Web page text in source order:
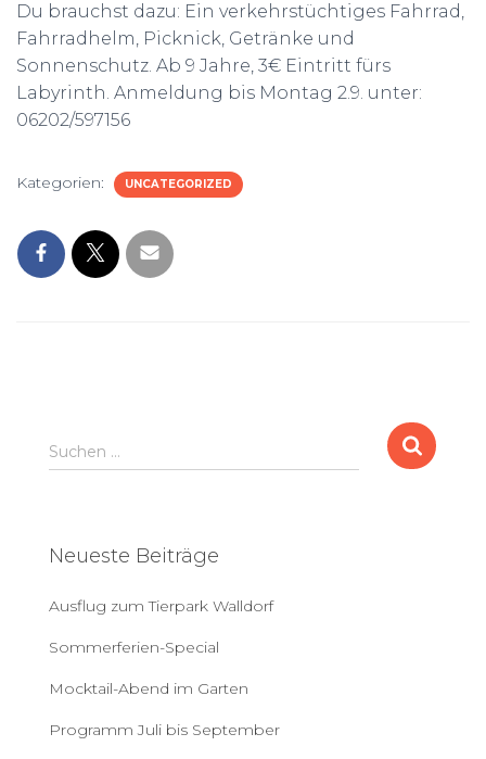
Du brauchst dazu: Ein verkehrstüchtiges Fahrrad,
Fahrradhelm, Picknick, Getränke und
Sonnenschutz. Ab 9 Jahre, 3€ Eintritt fürs
Labyrinth. Anmeldung bis Montag 2.9. unter:
06202/597156
Kategorien: UNCATEGORIZED
S
u
n
c
:
Suchen …
Neueste Beiträge
Ausflug zum Tierpark Walldorf
Sommerferien-Special
Mocktail-Abend im Garten
Programm Juli bis September